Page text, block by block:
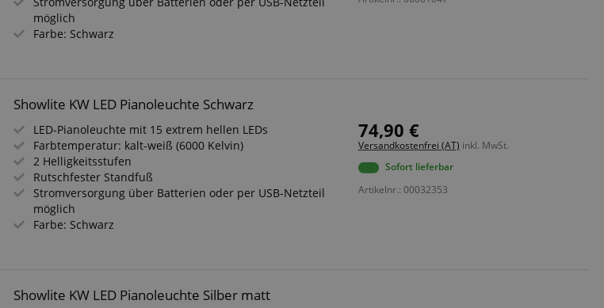
möglich
Farbe: Schwarz
Showlite KW LED Pianoleuchte Schwarz
LED-Pianoleuchte mit 15 extrem hellen LEDs
Farbtemperatur: kalt-weiß (6000 Kelvin)
2 Helligkeitsstufen
Rutschfester Standfuß
Stromversorgung über Batterien oder per USB-Netzteil
möglich
Farbe: Schwarz
74,90 €
Versandkostenfrei (AT) inkl. MwSt.
Sofort lieferbar
Artikelnr.: 00032353
Showlite KW LED Pianoleuchte Silber matt
Beschreibung
Google-Datenschutzerklärung